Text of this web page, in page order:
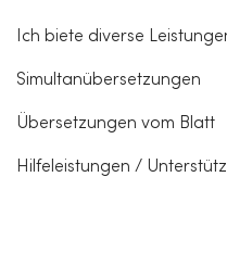
Ich biete diverse
Simultanübersetzungen
Übersetzungen vom Blatt
Hilfeleistungen /